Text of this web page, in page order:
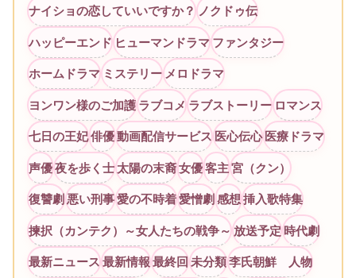
ナイショの恋していいですか？ ノクドゥ伝
ハッピーエンド ヒューマンドラマ ファンタジー
ホームドラマ ミステリー メロドラマ
ヨンワン様のご加護 ラブコメ ラブストーリー ロマンス
七日の王妃 俳優 動画配信サービス 医心伝心 医療ドラマ
声優 夜を歩く士 太陽の末裔 女優 客主 宮（クン）
復讐劇 悪い刑事 愛の不時着 愛憎劇 感想 挿入歌特集
揀択（カンテク）～女人たちの戦争～ 放送予定 時代劇
最新ニュース 最新情報 最終回 未分類 李氏朝鮮 人物